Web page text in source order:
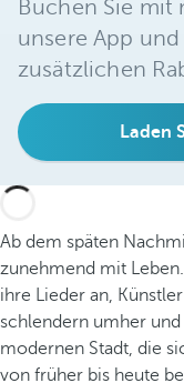
Buchen Sie mit
unsere App
zusätzlichen
Laden
Ab dem späten
zunehmend mit
ihre Lieder an,
schlendern umher
modernen Stadt, die
von früher bis heute